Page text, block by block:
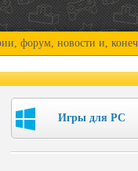
и, конечно,
Игры для PC